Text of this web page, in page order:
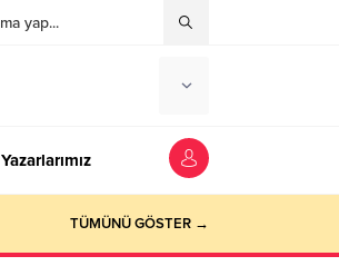
Yazarlarımız
TÜMÜNÜ GÖSTER →